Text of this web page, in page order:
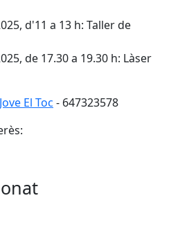
d'11 a 13 h: Taller de
de 17.30 a 19.30 h: Làser
El Toc - 647323578